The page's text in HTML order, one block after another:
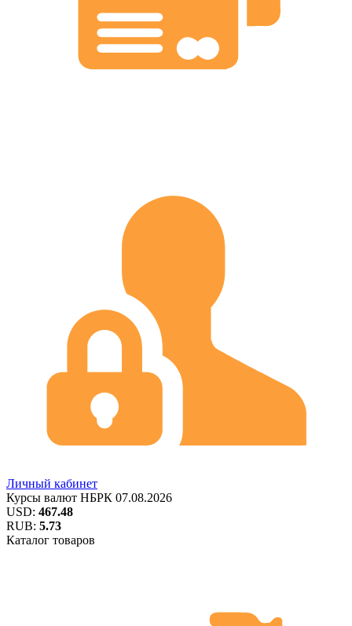
Личный кабинет
Курсы валют НБРК 07.08.2026
USD: 467.48
RUB: 5.73
Каталог товаров